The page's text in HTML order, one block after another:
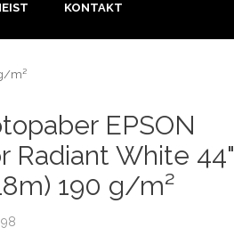
KONTAKT
m²
EPSON
Radiant White 44"
190 g/m²